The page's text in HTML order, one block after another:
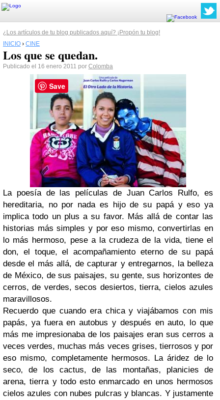
¿Los artículos de tu blog publicados aquí? ¡Propón tu blog!
INICIO › CINE
Los que se quedan.
Publicado el 16 enero 2011 por Colomba
La poesía de las películas de Juan Carlos Rulfo, es
hereditaria, no por nada es hijo de su papá y eso ya
implica todo un plus a su favor. Más allá de contar las
historias más simples y por eso mismo, convertirlas en
lo más hermoso, pese a la crudeza de la vida, tiene el
don, el toque, el acompañamiento eterno de su papá
desde el más allá, de capturar y entregarnos, la belleza
de México, de sus paisajes, su gente, sus horizontes de
cerros, de verdes, secos desiertos, tierra, cielos azules
maravillosos.
Recuerdo que cuando era chica y viajábamos con mis
papás, ya fuera en autobus y después en auto, lo que
más me impresionaba de los paisajes eran sus cerros a
veces verdes, muchas más veces grises, tierrosos y por
eso mismo, completamente hermosos. La áridez de lo
seco, de los cactus, de las montañas, planicies de
arena, tierra y todo esto enmarcado en unos hermosos
cielos azules con nubes pulcras y blancas. Y justamente
Save